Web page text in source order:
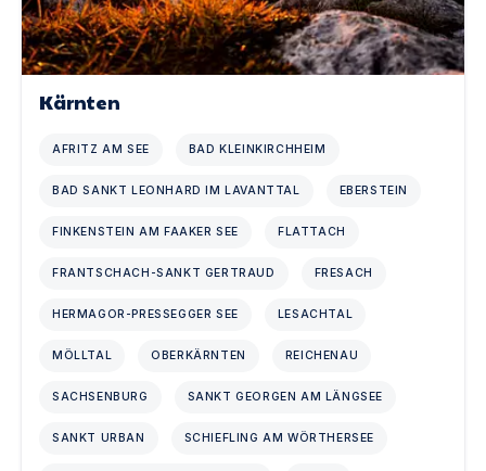
Kärnten
AFRITZ AM SEE BAD KLEINKIRCHHEIM
BAD SANKT LEONHARD IM LAVANTTAL EBERSTEIN
FINKENSTEIN AM FAAKER SEE FLATTACH
FRANTSCHACH-SANKT GERTRAUD FRESACH
HERMAGOR-PRESSEGGER SEE LESACHTAL
MÖLLTAL OBERKÄRNTEN REICHENAU
SACHSENBURG SANKT GEORGEN AM LÄNGSEE
SANKT URBAN SCHIEFLING AM WÖRTHERSEE